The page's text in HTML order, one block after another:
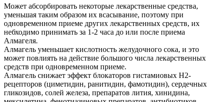
Может абсорбировать некоторые лекарственные средства,
уменьшая таким образом их всасывание, поэтому при
одновременном приеме других лекарственных средств, их
небходимо принимать за 1-2 часа до или после приема
Алмагеля.
Алмагель уменьшает кислотность желудочного сока, и это
может повлиять на действие большого числа лекарственных
средств при одновременном приеме.
Алмагель снижает эффект блокаторов гистамиовых Н2-
рецепторов (циметидин, ранитидин, фамотидин), сердечных
гликозидов, солей железа, препаратов лития, хинидина,